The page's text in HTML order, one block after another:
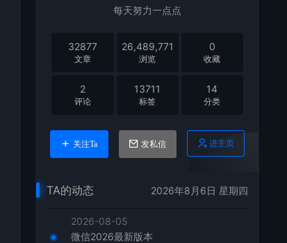
每天努力一点点
32877
文章
26,489,771
浏览
0
收藏
2
评论
13711
标签
14
分类
关注Ta 发私信 进主页
TA的动态 2026年8月6日 星期四
2026-08-05
微信2026最新版本